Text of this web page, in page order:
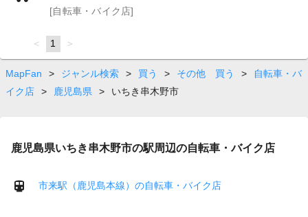
[自転車・バイク店]
page
You're
on
page
1 page
MapFan > ジャンル検索 > 買う > その他 買う >
自転車・バ
イク店
> 鹿児島県 > いちき串木野市
鹿児島県いちき串木野市の駅周辺の自転車・バイク店
市来駅（鹿児島本線）の自転車・バイク店